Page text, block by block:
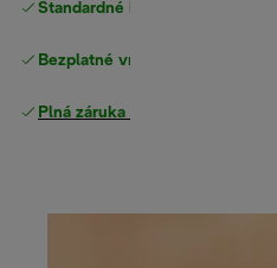
Štandardné bezplatné doručenie
Bezplatné vrátenie tovaru
Plná záruka výrobcu